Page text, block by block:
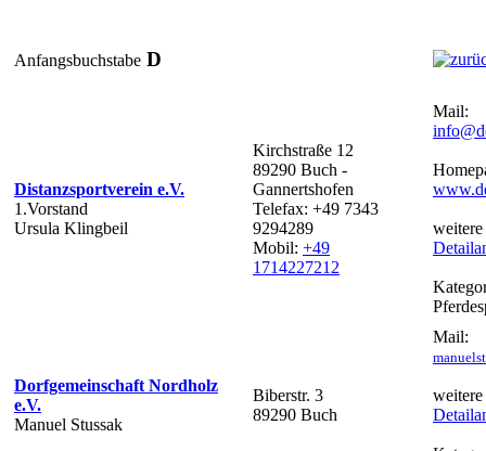
Anfangsbuchstabe D
Distanzsportverein e.V.
1.Vorstand
Ursula Klingbeil
Kirchstraße 12
89290 Buch -
Gannertshofen
Telefax: +49 7343
9294289
Mobil: +49
1714227212
Mail:
Dorfgemeinschaft Nordholz
e.V.
Manuel Stussak
Biberstr. 3
89290 Buch
Mail: